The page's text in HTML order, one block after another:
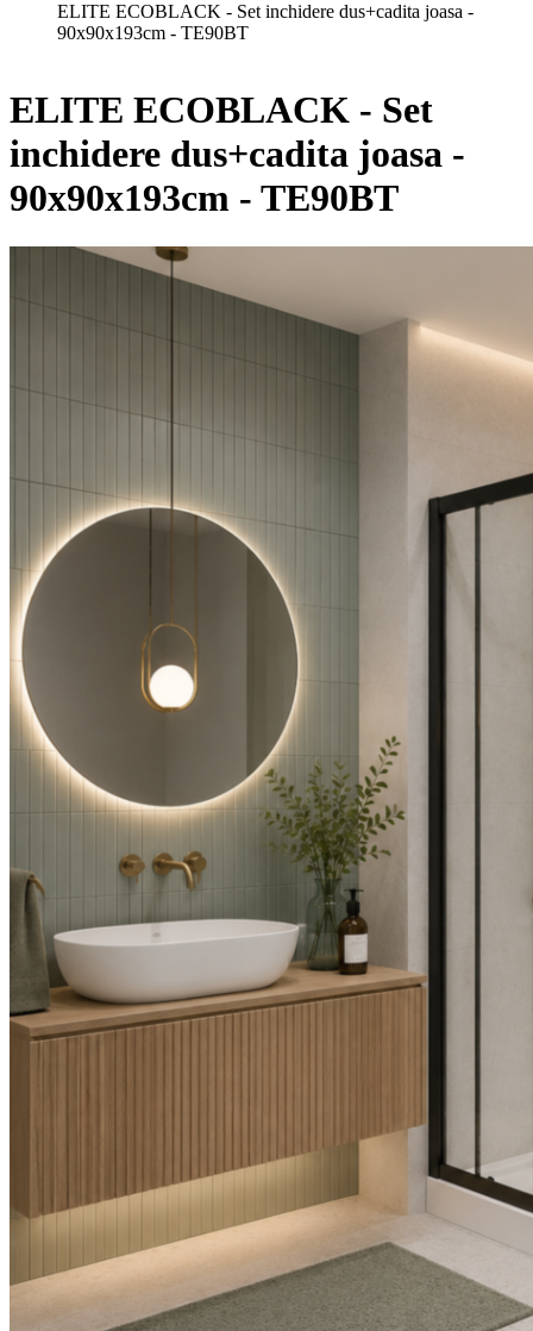
ELITE ECOBLACK - Set inchidere dus+cadita joasa -
90x90x193cm - TE90BT
ELITE ECOBLACK - Set
inchidere dus+cadita joasa -
90x90x193cm - TE90BT